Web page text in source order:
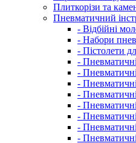
Плиткорізи та
Пневматичний
- Відбійні
- Набори
- Пістолети
-
-
-
-
-
-
-
-